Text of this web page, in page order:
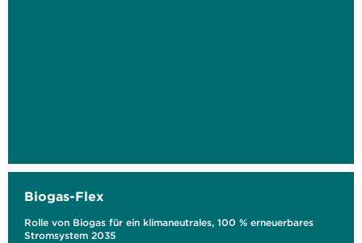
Biogas-Flex
Rolle von Biogas für ein klimaneutrales, 100 % erneuerbares
Stromsystem 2035